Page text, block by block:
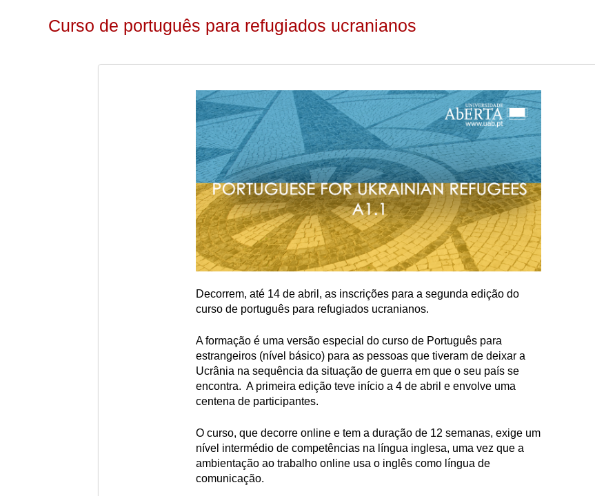
Curso de português para refugiados ucranianos
Decorrem, até 14 de abril, as inscrições para a segunda edição do
curso de português para refugiados ucranianos.
A formação é uma versão especial do curso de Português para
estrangeiros (nível básico) para as pessoas que tiveram de deixar a
Ucrânia na sequência da situação de guerra em que o seu país se
encontra. A primeira edição teve início a 4 de abril e envolve uma
centena de participantes.
O curso, que decorre online e tem a duração de 12 semanas, exige um
nível intermédio de competências na língua inglesa, uma vez que a
ambientação ao trabalho online usa o inglês como língua de
comunicação.